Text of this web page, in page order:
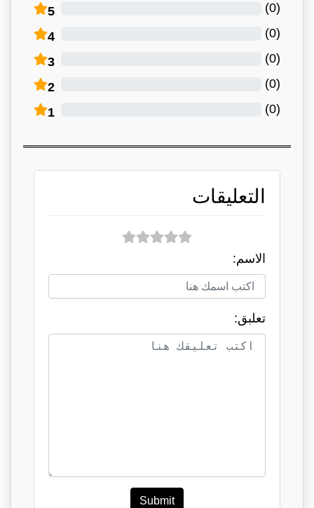
5 (
0
)
4 (
0
)
3 (
0
)
2 (
0
)
1 (
0
)
التعليقات
الاسم:
تعلبق:
Submit